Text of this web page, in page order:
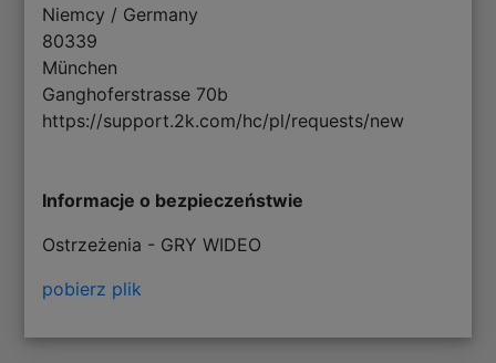
Niemcy / Germany
80339
München
Ganghoferstrasse 70b
https://support.2k.com/hc/pl/requests/new
Informacje o bezpieczeństwie
Ostrzeżenia - GRY WIDEO
pobierz plik